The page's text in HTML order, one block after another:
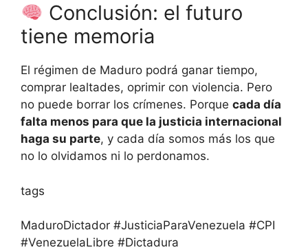
Conclusión: el futuro
tiene memoria
El régimen de Maduro podrá ganar tiempo,
comprar lealtades, oprimir con violencia. Pero
no puede borrar los crímenes. Porque cada día
falta menos para que la justicia internacional
haga su parte, y cada día somos más los que
no lo olvidamos ni lo perdonamos.
tags
MaduroDictador #JusticiaParaVenezuela #CPI
#VenezuelaLibre #Dictadura